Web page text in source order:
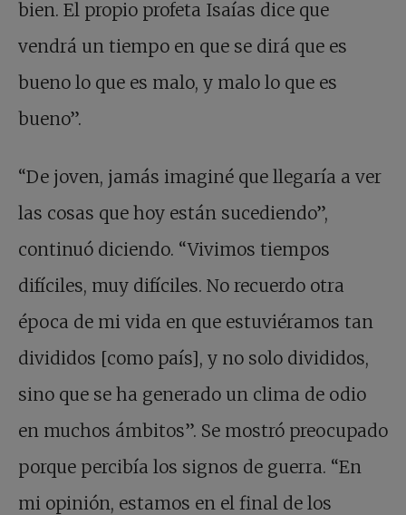
bien. El propio profeta Isaías dice que
vendrá un tiempo en que se dirá que es
bueno lo que es malo, y malo lo que es
bueno”.
“De joven, jamás imaginé que llegaría a ver
las cosas que hoy están sucediendo”,
continuó diciendo. “Vivimos tiempos
difíciles, muy difíciles. No recuerdo otra
época de mi vida en que estuviéramos tan
divididos [como país], y no solo divididos,
sino que se ha generado un clima de odio
en muchos ámbitos”. Se mostró preocupado
porque percibía los signos de guerra. “En
mi opinión, estamos en el final de los